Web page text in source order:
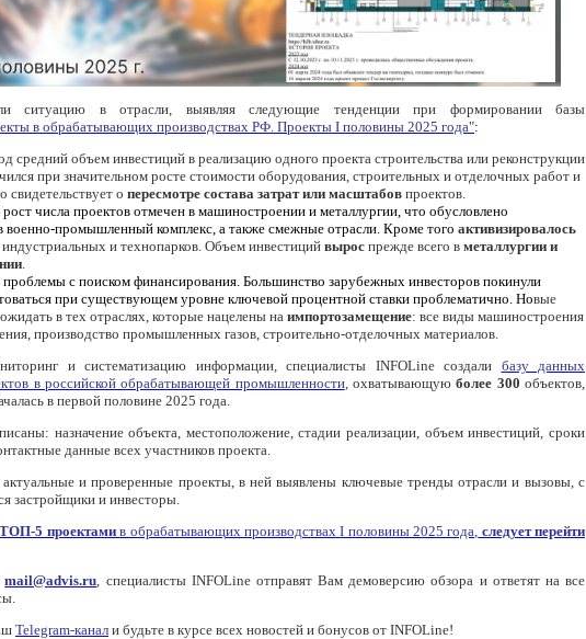
ситуацию в отрасли, выявляя следующие тенденции при формировании базы
в обрабатывающих производствах РФ. Проекты I половины 2025 года":
средний объем инвестиций в реализацию одного проекта строительства или реконструкции
при значительном росте стоимости оборудования, строительных и отделочных работ и
свидетельствует о пересмотре состава затрат или масштабов проектов.
числа проектов отмечен в машиностроении и металлургии, что обусловлено
военно-промышленный комплекс, а также смежные отрасли. Кроме того активизировалось
индустриальных и технопарков. Объем инвестиций вырос прежде всего в металлургии и
.
с поиском финансирования. Большинство зарубежных инвесторов покинули
при существующем уровне ключевой процентной ставки проблематично. Новые
в тех отраслях, которые нацелены на импортозамещение: все виды машиностроения
производство промышленных газов, строительно-отделочных материалов.
и систематизацию информации, специалисты INFOLineсоздали базу данных
в российской обрабатывающей промышленности, охватывающуюболее 300 объектов,
в первой половине 2025 года.
назначение объекта, местоположение, стадии реализации, объем инвестиций, сроки
данные всех участников проекта.
актуальные и проверенные проекты, в ней выявлены ключевые тренды отрасли и вызовы, с
застройщики и инвесторы.
ТОП-5 проектамив обрабатывающих производствах I половины 2025 года, следует перейти
mail@advis.ru, специалисты INFOLineотправят Вам демоверсию обзора и ответят на все
Telegram-канал и будьте в курсе всех новостей и бонусов от INFOLine!